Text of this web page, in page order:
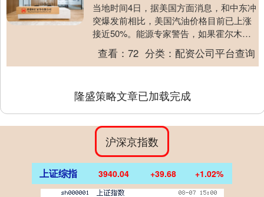
当地时间4日，据美国方面消息，和中东冲
突爆发前相比，美国汽油价格目前已上涨
接近50%。能源专家警告，如果霍尔木兹
海峡下个月仍无法重新开放，美国汽油价
格的上涨幅度....
查看：72 分类：配资公司平台查询
隆盛策略文章已加载完成
沪深京指数
上证综指 3940.04 +39.68 +1.02%